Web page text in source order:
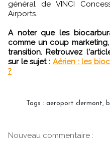
général de VINCI
Airports.
A noter que les
comme un coup
transition. Retrouvez
sur le sujet : Aérien : les
?
Tags : aeroport clermont,
Nouveau commentaire :